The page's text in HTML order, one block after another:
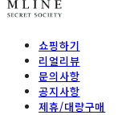
쇼핑하기
리얼리뷰
문의사항
공지사항
제휴/대량구매